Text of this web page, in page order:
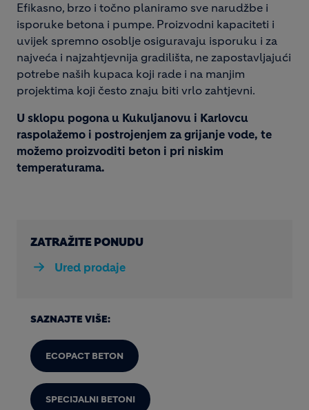
Efikasno, brzo i točno planiramo sve narudžbe i
isporuke betona i pumpe. Proizvodni kapaciteti i
uvijek spremno osoblje osiguravaju isporuku i za
najveća i najzahtjevnija gradilišta, ne zapostavljajući
potrebe naših kupaca koji rade i na manjim
projektima koji često znaju biti vrlo zahtjevni.
U sklopu pogona u Kukuljanovu i Karlovcu
raspolažemo i postrojenjem za grijanje vode, te
možemo proizvoditi beton i pri niskim
temperaturama.
ZATRAŽITE PONUDU
Ured prodaje
SAZNAJTE VIŠE:
ECOPACT BETON
SPECIJALNI BETONI